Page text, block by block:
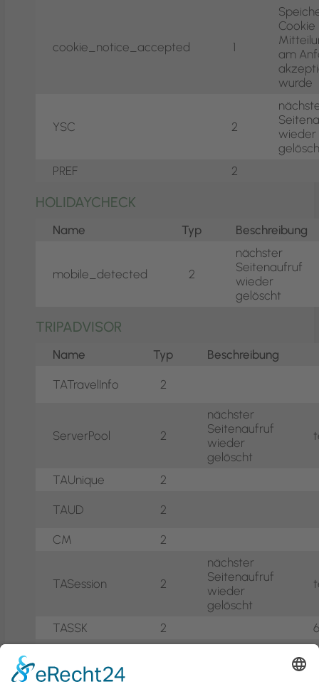
cookie_notice_accepted 1
Cookie
am
wurde
YSC 2
wieder
PREF
2
HOLIDAYCHECK
Name Typ Beschreibung
mobile_detected 2
nächster
Seitenaufruf
wieder
gelöscht
TRIPADVISOR
Name Typ Beschreibung
TATravelInfo 2
ServerPool 2
nächster
Seitenaufruf
wieder
gelöscht
TAUnique 2
TAUD 2
CM 2
TASession 2
nächster
Seitenaufruf
wieder
gelöscht
TASSK 2